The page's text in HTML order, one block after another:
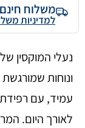
משלוח חינם
למדיניות
ונוחות שמורגשת
עמיד, עם רפידת
לאורך היום.